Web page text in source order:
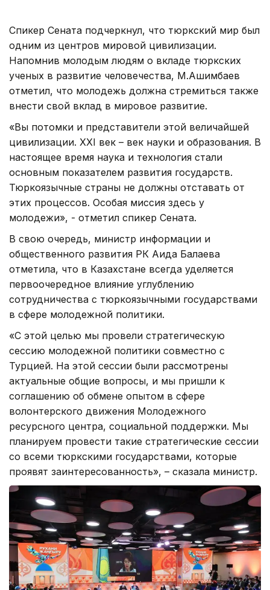
Спикер Сената подчеркнул, что тюркский мир был
одним из центров мировой цивилизации.
Напомнив молодым людям о вкладе тюркских
ученых в развитие человечества, М.Ашимбаев
отметил, что молодежь должна стремиться также
внести свой вклад в мировое развитие.
«Вы потомки и представители этой величайшей
цивилизации. XXI век – век науки и образования. В
настоящее время наука и технология стали
основным показателем развития государств.
Тюркоязычные страны не должны отставать от
этих процессов. Особая миссия здесь у
молодежи», - отметил спикер Сената.
В свою очередь, министр информации и
общественного развития РК Аида Балаева
отметила, что в Казахстане всегда уделяется
первоочередное влияние углублению
сотрудничества с тюркоязычными государствами
в сфере молодежной политики.
«С этой целью мы провели стратегическую
сессию молодежной политики совместно с
Турцией. На этой сессии были рассмотрены
актуальные общие вопросы, и мы пришли к
соглашению об обмене опытом в сфере
волонтерского движения Молодежного
ресурсного центра, социальной поддержки. Мы
планируем провести такие стратегические сессии
со всеми тюркскими государствами, которые
проявят заинтересованность», – сказала министр.